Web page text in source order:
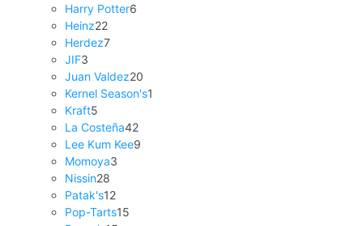
Harry Potter6
Heinz22
Herdez7
JIF3
Juan Valdez20
Kernel Season's1
Kraft5
La Costeña42
Lee Kum Kee9
Momoya3
Nissin28
Patak's12
Pop-Tarts15